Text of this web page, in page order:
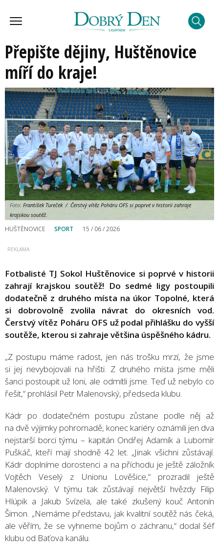
Přepište dějiny, Huštěnovice
míří do kraje!
Foto: František Tureček / Čerstvý vítěz Poháru OFS si poprvé v historii zahraje
krajskou soutěž.
HUŠTĚNOVICE SPORT 15 / 06 / 2026
Fotbalisté TJ Sokol Huštěnovice si poprvé v historii
zahrají krajskou soutěž! Do sedmé ligy postoupili
dodatečně z druhého místa na úkor Topolné, která
si dobrovolně zvolila návrat do okresních vod.
Čerstvý vítěz Poháru OFS už podal přihlášku do vyšší
soutěže, kterou si zahraje většina úspěšného kádru.
„Z postupu máme radost, jen nás trošku mrzí, že jsme
si jej nevybojovali na hřišti. Z druhého místa jsme měli
šanci postoupit už loni, ale odmítli jsme. Teď už nebylo co
řešit,“ prohlásil Petr Malenovský, předseda klubu.
Kádr po dodatečném postupu zůstane podle něj až
na dvě výjimky pohromadě, konec kariéry oznámili jen dva
nejstarší borci týmu – kapitán Ondřej Adamík a Lubomír
Puškáč, kteří mají shodně 42 let. „Jinak všichni zůstávají.
Kádr doplníme dorostenci a na příchodu je ještě záložník
Vojtěch Veselý z Unionu Lověšice,“ prozradil ještě
Malenovský. V týmu tak zůstávají největší hvězdy Filip
Hlúpik a Jakub Svízela, ale také zkušený kouč Antonín
Šimon. „Nemáme představu, jak kvalitní soutěž nás čeká,
ale věřím, že se vyhneme bojům o záchranu,“ dodal šéf
klubu od Baťova kanálu.